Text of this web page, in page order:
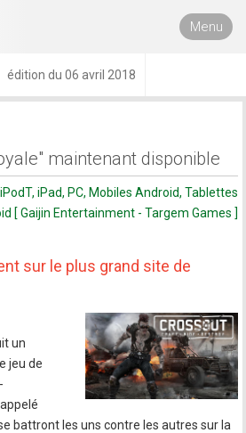
Menu
édition du 06 avril 2018
maintenant disponible
iPad, PC, Mobiles Android, Tablettes
[ Gaijin Entertainment - Targem Games ]
sur le plus grand site de
un
jeu de
battront les uns contre les autres sur la